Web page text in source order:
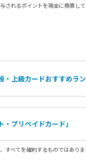
れるポイントを現金に換算し
・上級カードおすすめラ
・プリペイドカード」
べてを確約するものではあり